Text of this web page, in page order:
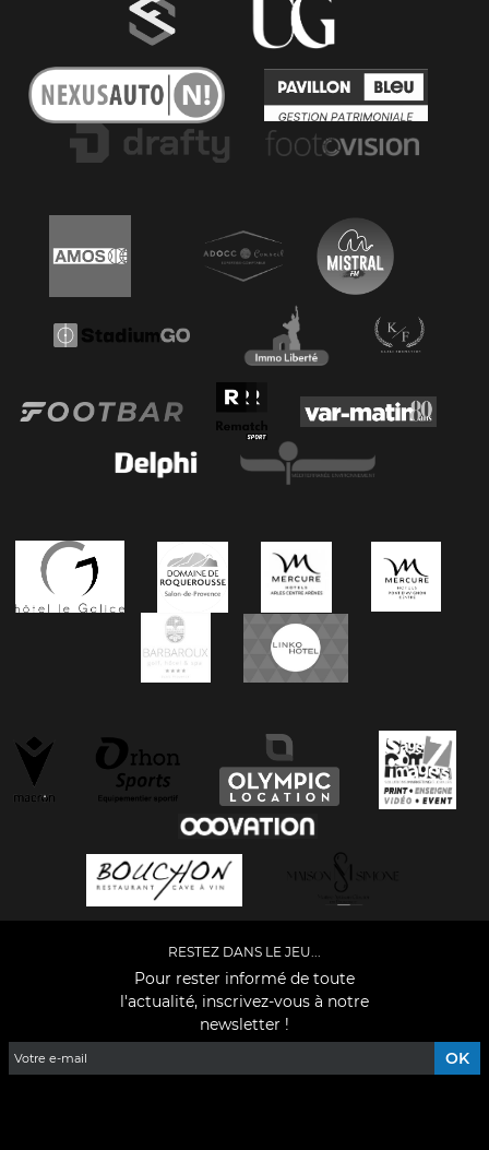
RESTEZ DANS LE JEU...
Pour rester informé de toute
l'actualité, inscrivez-vous à notre
newsletter !